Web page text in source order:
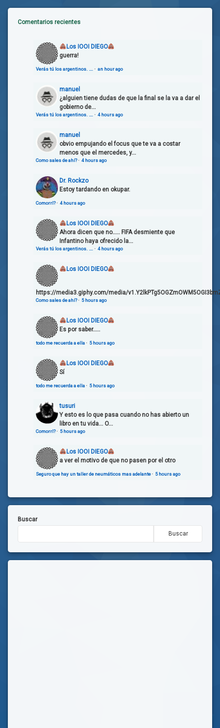
Comentarios recientes
Los IOOI DIEGO
guerra!
Verás tú los argentinos. …. · an hour ago
manuel
¿alguien tiene dudas de que la final se la va a dar el
gobierno de...
Verás tú los argentinos. …. · 4 hours ago
manuel
obvio empujando el focus que te va a costar
menos que el mercedes, y...
Como sales de ahí?· 4 hours ago
Dr. Rockzo
Estoy tardando en okupar.
Comorrl?· 4 hours ago
Los IOOI DIEGO
Ahora dicen que no..... FIFA desmiente que
Infantino haya ofrecido la...
Verás tú los argentinos. …. · 4 hours ago
Los IOOI DIEGO
https://media3.giphy.com/media/
Como sales de ahí?· 5 hours ago
Los IOOI DIEGO
Es por saber.....
todo me recuerda a ella· 5 hours ago
Los IOOI DIEGO
Sí
todo me recuerda a ella· 5 hours ago
tusuri
Y esto es lo que pasa cuando no has abierto un
libro en tu vida... O...
Comorrl?· 5 hours ago
Los IOOI DIEGO
a ver el motivo de que no pasen por el otro
Seguro que hay un taller de neumáticos mas adelante· 5 hours ago
Buscar
Buscar